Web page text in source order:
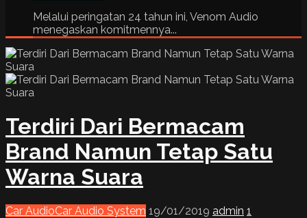
Melalui peringatan 24 tahun ini, Venom Audio
menegaskan komitmennya...
Terdiri Dari Bermacam
Brand Namun Tetap Satu
Warna Suara
Car AudioCar Audio System 19/01/2019 admin 1